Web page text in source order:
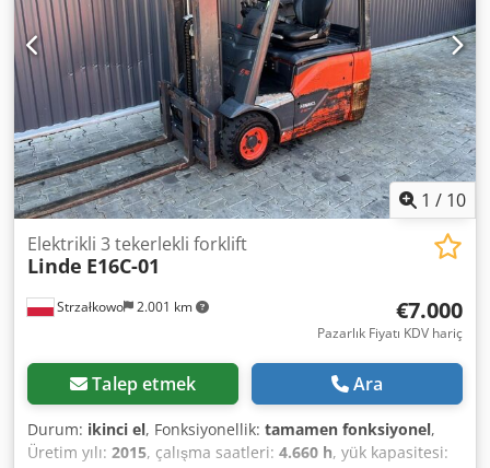
1 / 10
Strzałkowo 2.001 km
Elektrikli 3 tekerlekli forklift
Linde E16C-01
€7.000
Pazarlık Fiyatı KDV hariç
Talep etmek Ara
Durum: ikinci el, Fonksiyonellik: tamamen fonksiyonel,
Üretim yılı: 2015, çalışma saatleri: 4.660 h, yük kapasitesi: